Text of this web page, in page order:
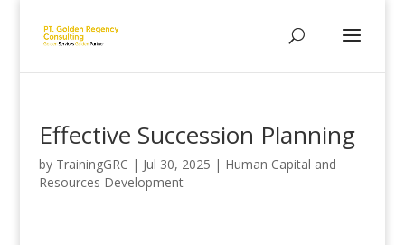
Effective Succession Planning
by TrainingGRC | Jul 30, 2025 | Human Capital and
Resources Development